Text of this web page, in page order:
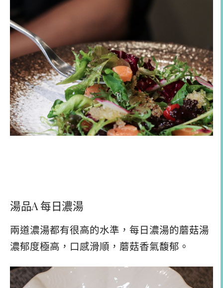
湯品A 每日濃湯
兩道濃湯都有很高的水準，每日濃湯的蘑菇湯
濃郁度極高，口感滑順，蘑菇香氣馥郁。